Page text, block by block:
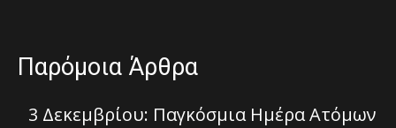
Παρόμοια Άρθρα
3 Δεκεμβρίου: Παγκόσμια Ημέρα Ατόμων